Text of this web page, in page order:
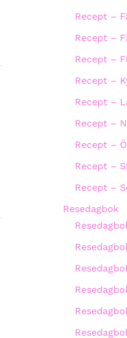
Recept –
Recept –
Recept –
Recept –
Recept –
Recept –
Recept –
Recept –
Recept –
Resedagbok